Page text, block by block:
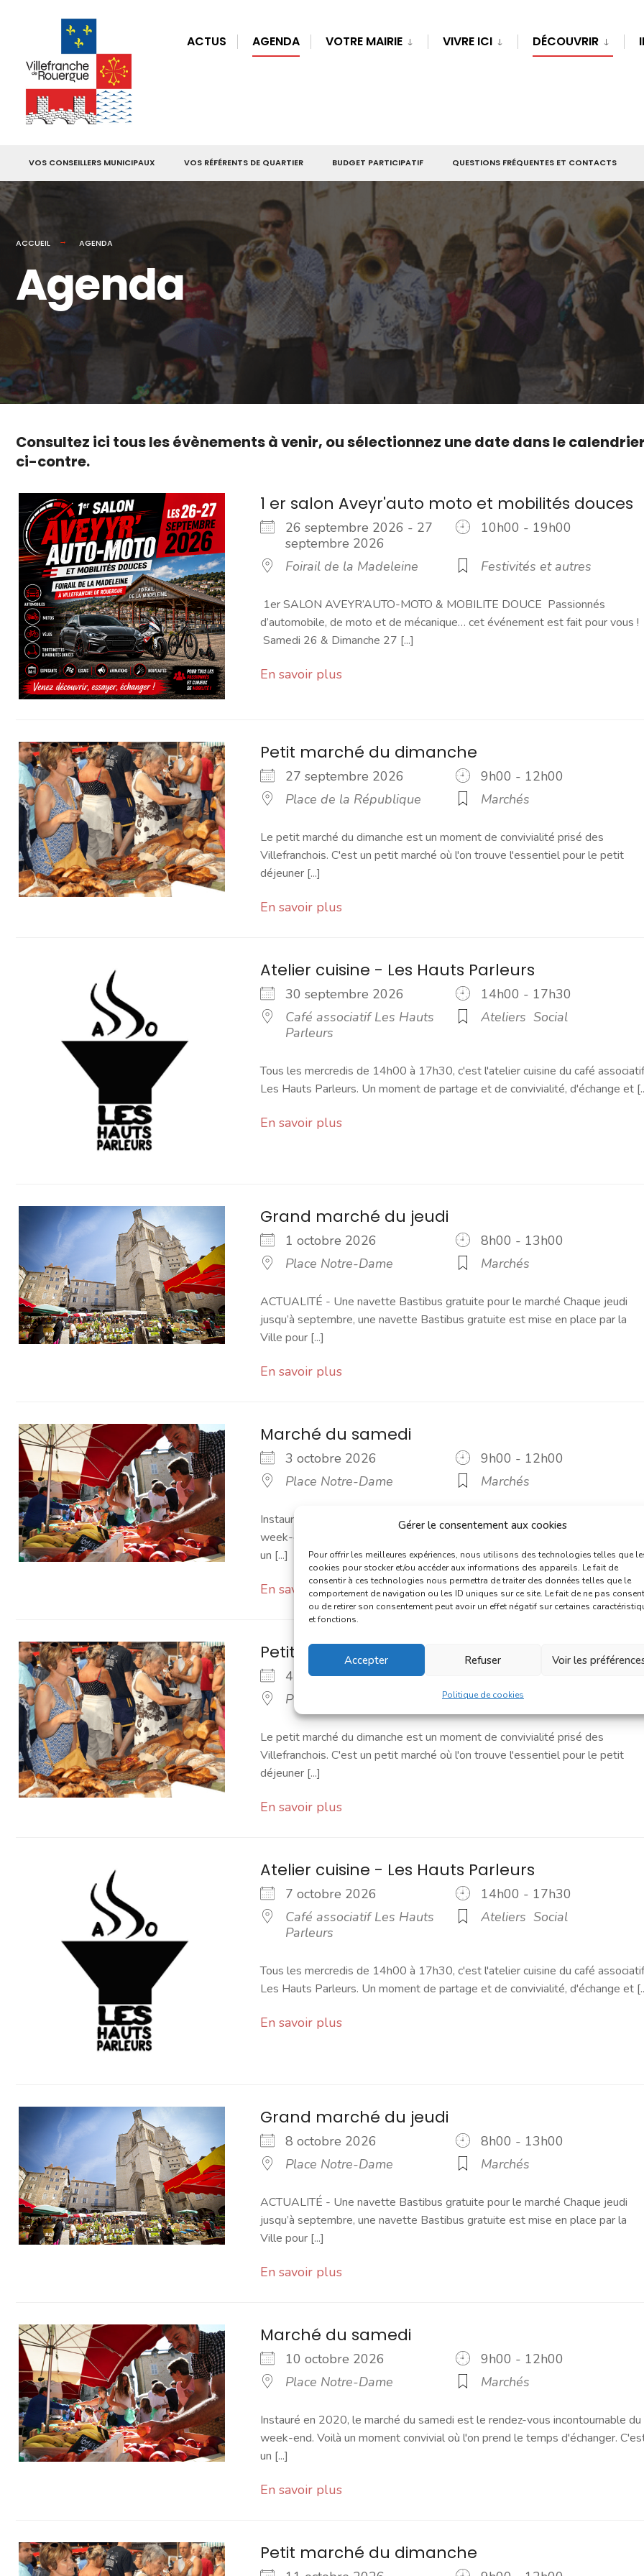
Gérer le consentement aux cookies
Pour offrir les meilleures expériences, nous utilisons des technologies telles que
cookies pour stocker et/ou accéder aux informations des appareils. Le fait de
consentir à ces technologies nous permettra de traiter des données telles que le
comportement de navigation ou les ID uniques sur ce site. Le fait de ne pas
ou de retirer son consentement peut avoir un effet négatif sur certaines
et fonctions.
Accepter Refuser Voir les
Politique de cookies
ACTUS AGENDA VOTRE MAIRIE VIVRE ICI DÉCOUVRIR
VOS CONSEILLERS MUNICIPAUX VOS RÉFÉRENTS DE QUARTIER BUDGET PARTICIPATIF QUESTIONS FRÉQUENTES ET CONTACTS
ACCUEIL AGENDA
Agenda
Consultez ici tous les évènements à venir, ou sélectionnez une date dans le
ci-contre.
1 er salon Aveyr'auto moto et mobilités douces
26 septembre 2026 - 27
septembre 2026
10h00 - 19h00
Foirail de la Madeleine Festivités et autres
1er SALON AVEYR’AUTO-MOTO & MOBILITE DOUCE Passionnés
d’automobile, de moto et de mécanique… cet événement est fait pour vous !
Samedi 26 & Dimanche 27 [...]
En savoir plus
Petit marché du dimanche
27 septembre 2026
9h00 - 12h00
Place de la République
Marchés
Le petit marché du dimanche est un moment de convivialité prisé des
Villefranchois. C'est un petit marché où l'on trouve l'essentiel pour le petit
déjeuner [...]
En savoir plus
Atelier cuisine - Les Hauts Parleurs
30 septembre 2026
14h00 - 17h30
Café associatif Les Hauts
Parleurs
Ateliers Social
Tous les mercredis de 14h00 à 17h30, c'est l'atelier cuisine du café associatif
Les Hauts Parleurs. Un moment de partage et de convivialité, d'échange et
En savoir plus
Grand marché du jeudi
1 octobre 2026
8h00 - 13h00
Place Notre-Dame
Marchés
ACTUALITÉ - Une navette Bastibus gratuite pour le marché Chaque jeudi
jusqu’à septembre, une navette Bastibus gratuite est mise en place par la
Ville pour [...]
En savoir plus
Marché du samedi
3 octobre 2026
9h00 - 12h00
Place Notre-Dame
Marchés
Instauré en 2020, le marché du samedi est le rendez-vous incontournable du
week-end. Voilà un moment convivial où l'on prend le temps d'échanger.
un [...]
En savoir plus
Petit marché du dimanche
4 octobre 2026
Place de la République
Marchés
Le petit marché du dimanche est un moment de convivialité prisé des
Villefranchois. C'est un petit marché où l'on trouve l'essentiel pour le petit
déjeuner [...]
En savoir plus
Atelier cuisine - Les Hauts Parleurs
7 octobre 2026
14h00 - 17h30
Café associatif Les Hauts
Parleurs
Ateliers Social
Tous les mercredis de 14h00 à 17h30, c'est l'atelier cuisine du café associatif
Les Hauts Parleurs. Un moment de partage et de convivialité, d'échange et
En savoir plus
Grand marché du jeudi
8 octobre 2026
8h00 - 13h00
Place Notre-Dame
Marchés
ACTUALITÉ - Une navette Bastibus gratuite pour le marché Chaque jeudi
jusqu’à septembre, une navette Bastibus gratuite est mise en place par la
Ville pour [...]
En savoir plus
Marché du samedi
10 octobre 2026
9h00 - 12h00
Place Notre-Dame
Marchés
Instauré en 2020, le marché du samedi est le rendez-vous incontournable du
week-end. Voilà un moment convivial où l'on prend le temps d'échanger.
un [...]
En savoir plus
Petit marché du dimanche